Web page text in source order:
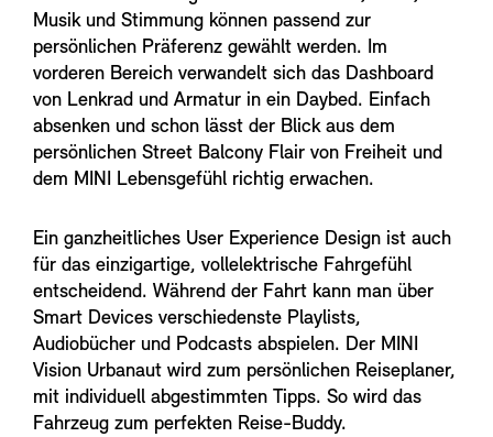
Musik und Stimmung können passend zur
persönlichen Präferenz gewählt werden. Im
vorderen Bereich verwandelt sich das Dashboard
von Lenkrad und Armatur in ein Daybed. Einfach
absenken und schon lässt der Blick aus dem
persönlichen Street Balcony Flair von Freiheit und
dem MINI Lebensgefühl richtig erwachen.
Ein ganzheitliches User Experience Design ist auch
für das einzigartige, vollelektrische Fahrgefühl
entscheidend. Während der Fahrt kann man über
Smart Devices verschiedenste Playlists,
Audiobücher und Podcasts abspielen. Der MINI
Vision Urbanaut wird zum persönlichen Reiseplaner,
mit individuell abgestimmten Tipps. So wird das
Fahrzeug zum perfekten Reise-Buddy.